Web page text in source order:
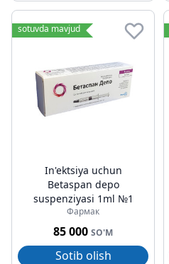
sotuvda mavjud
In'ektsiya uchun
Betaspan depo
suspenziyasi 1ml №1
Фармак
85 000 SO'M
Sotib olish